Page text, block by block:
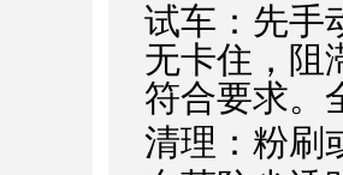
试车：先手
无卡住，阻
符合要求。
清理：粉刷